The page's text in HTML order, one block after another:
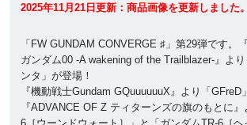
2025年11月21日更新：商品画像を更新しました。
「FW GUNDAM CONVERGE ♯」第29弾です。
ガンダム00 -A wakening of the Trailblazer-』よ
ンタ」が登場！
『機動戦士Gundam GQuuuuuuX』より「GFreD
『ADVANCE OF Ζ ティターンズの旗のもとに